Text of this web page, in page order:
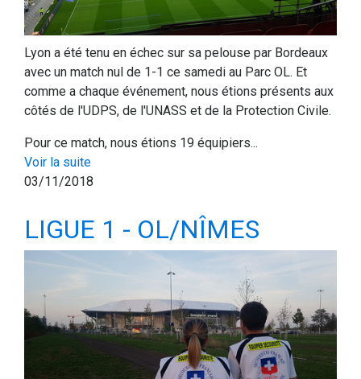
Lyon a été tenu en échec sur sa pelouse par Bordeaux
avec un match nul de 1-1 ce samedi au Parc OL. Et
comme a chaque événement, nous étions présents aux
côtés de l'UDPS, de l'UNASS et de la Protection Civile.
Pour ce match, nous étions 19 équipiers...
Voir la suite
03/11/2018
LIGUE 1 - OL/NÎMES